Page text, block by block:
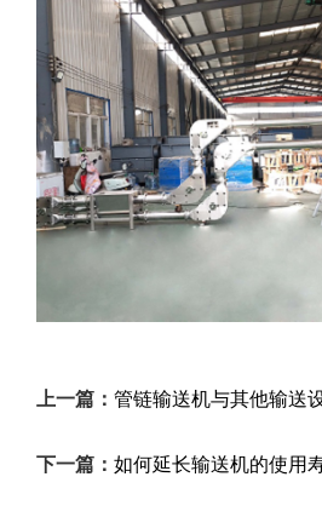
上一篇： 管链输送机与其他输送
下一篇： 如何延长输送机的使用